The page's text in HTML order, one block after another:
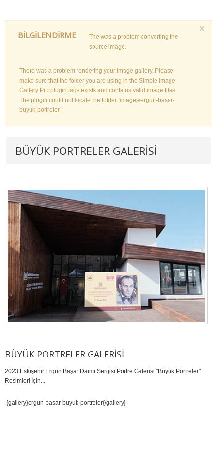
×
BILGILENDIRME
The was a problem converting the
source image.
There was a problem rendering your image gallery. Please
make sure that the folder you are using in the Simple Image
Gallery Pro plugin tags exists and contains valid image files.
The plugin could not locate the folder: images/ergun-basar-
buyuk-portreler
BÜYÜK PORTRELER GALERISI
BÜYÜK PORTRELER GALERISI
2023 Eskişehir Ergün Başar Daimi Sergisi Portre Galerisi "Büyük Portreler"
Resimleri İçin...
{gallery}ergun-basar-buyuk-portreler{/gallery}